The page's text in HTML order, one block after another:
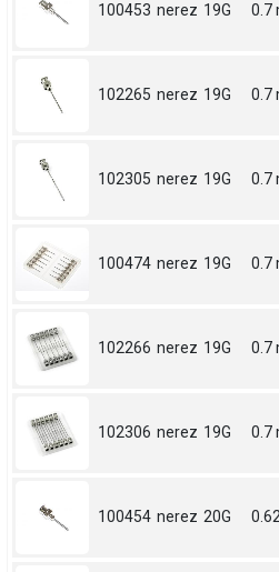
100453 nerez 19G 0.7
102265 nerez 19G 0.7
102305 nerez 19G 0.7
100474 nerez 19G 0.7
102266 nerez 19G 0.7
102306 nerez 19G 0.7
100454 nerez 20G